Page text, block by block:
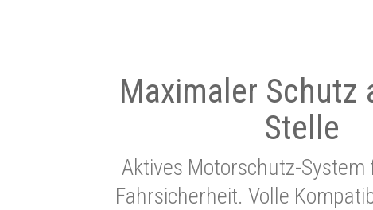
Maximaler Schutz
Stelle
Aktives Motorschutz-System
Fahrsicherheit. Volle